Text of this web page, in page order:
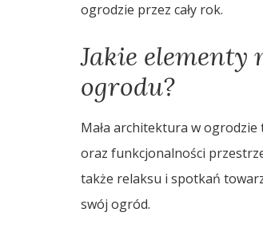
ogrodzie przez cały rok.
Jakie elementy
ogrodu?
Mała architektura w
oraz funkcjonalności
także relaksu i spotkań
swój ogród.